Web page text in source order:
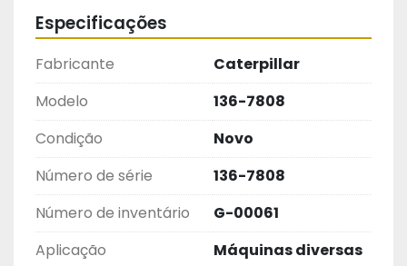
braços, articulações ou eixos, aumentando a
eficiência e vida útil das máquinas.
Especificações
Fabricante
Caterpillar
Modelo
136-7808
Condição
Novo
Número de série
136-7808
Número de inventário
G-00061
Aplicação
Máquinas diversas